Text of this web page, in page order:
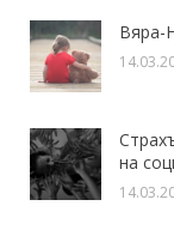
Вяра-
на